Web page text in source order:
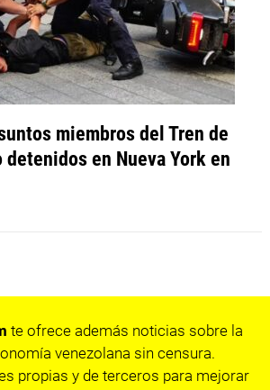
miembros del Tren de
detenidos en Nueva York en
te ofrece además noticias sobre la
venezolana sin censura.
propias y de terceros para mejorar